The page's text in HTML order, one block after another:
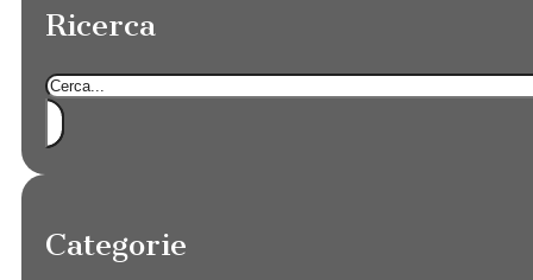
Ricerca
Cerca
Categorie